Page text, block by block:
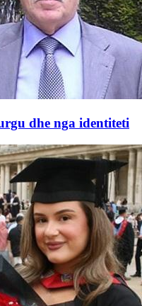
dhe nga identiteti